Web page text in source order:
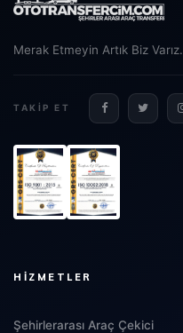
Merak Etmeyin Artık Biz Varız.
TAKIP ET
HIZMETLER
Şehirlerarası Araç Çekici